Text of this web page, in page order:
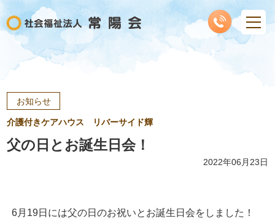
お知らせ
介護付きケアハウス リバーサイド輝
父の日とお誕生日会！
2022年06月23日
6月19日には父の日のお祝いとお誕生日会をしました！